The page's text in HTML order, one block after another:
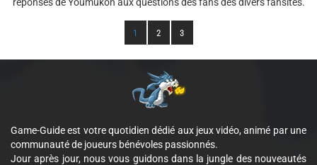
1 2 3
Game-Guide est votre quotidien dédié aux jeux vidéo, animé par une
communauté de joueurs bénévoles passionnés.
Jour après jour, nous vous guidons dans la jungle des nouveautés